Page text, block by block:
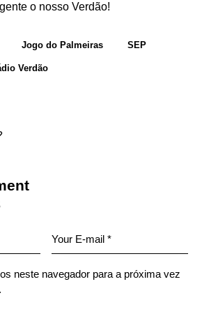
o nosso Verdão!
Jogo do Palmeiras SEP
Verdão
neste navegador para a próxima vez